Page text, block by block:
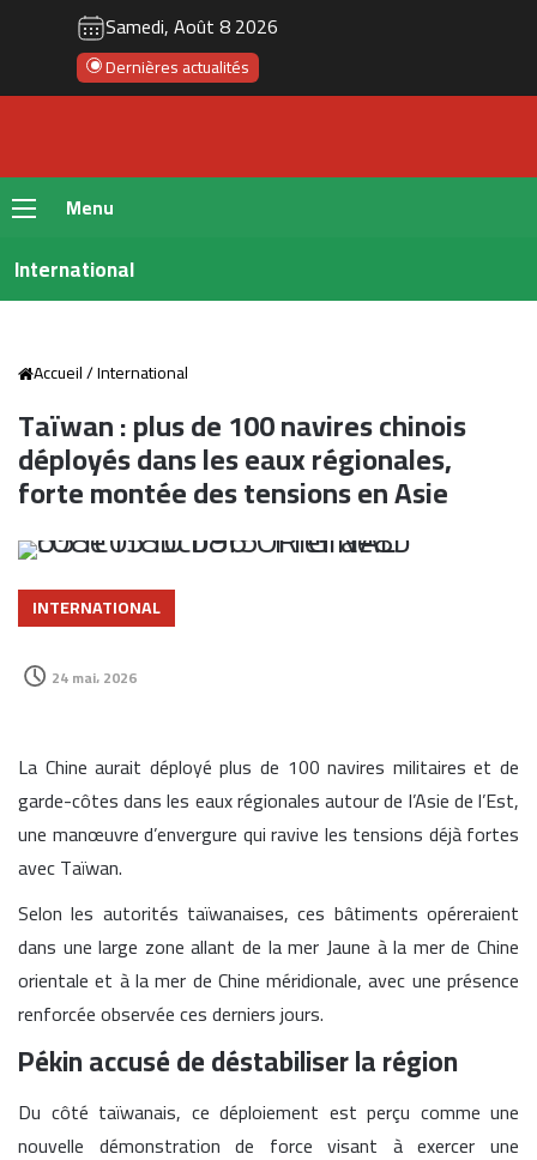
Samedi, Août 8 2026
Dernières actualités
Menu
International
Accueil/International
Taïwan : plus de 100 navires chinois
déployés dans les eaux régionales,
forte montée des tensions en Asie
INTERNATIONAL
24 mai، 2026
La Chine aurait déployé plus de 100 navires militaires et de
garde-côtes dans les eaux régionales autour de l’Asie de l’Est,
une manœuvre d’envergure qui ravive les tensions déjà fortes
avec Taïwan.
Selon les autorités taïwanaises, ces bâtiments opéreraient
dans une large zone allant de la mer Jaune à la mer de Chine
orientale et à la mer de Chine méridionale, avec une présence
renforcée observée ces derniers jours.
Pékin accusé de déstabiliser la région
Du côté taïwanais, ce déploiement est perçu comme une
nouvelle démonstration de force visant à exercer une